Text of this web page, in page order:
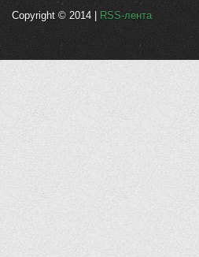
Copyright © 2014 | RSS-лента